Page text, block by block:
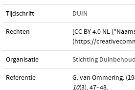
Tijdschrift DUIN
Rechten
[CC BY 4.0 NL
(https://
Organisatie Stichting Duinbehoud
Referentie G. van Ommering.
10(3), 47–48.